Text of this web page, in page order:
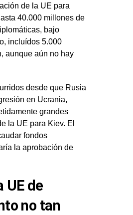
de la UE para
40.000 millones de
bajo
incluídos 5.000
aunque aún no hay
desde que Rusia
en Ucrania,
grandes
la UE para Kiev. El
fondos
la aprobación de
UE de
no tan